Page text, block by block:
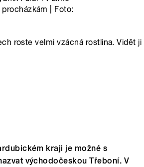
| Foto:
roste velmi vzácná rostlina. Vidět ji
kraji je možné s
východočeskou Třeboní. V